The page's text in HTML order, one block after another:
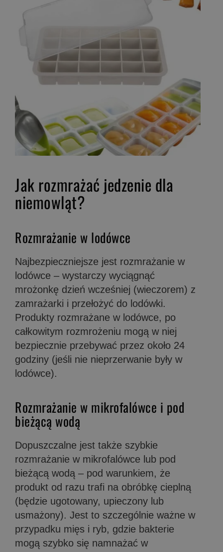
Jak rozmrażać jedzenie dla
niemowląt?
Rozmrażanie w lodówce
Najbezpieczniejsze jest rozmrażanie w
lodówce – wystarczy wyciągnąć
mrożonkę dzień wcześniej (wieczorem) z
zamrażarki i przełożyć do lodówki.
Produkty rozmrażane w lodówce, po
całkowitym rozmrożeniu mogą w niej
bezpiecznie przebywać przez około 24
godziny (jeśli nie nieprzerwanie były w
lodówce).
Rozmrażanie w mikrofalówce i pod
bieżącą wodą
Dopuszczalne jest także szybkie
rozmrażanie w mikrofalówce lub pod
bieżącą wodą – pod warunkiem, że
produkt od razu trafi na obróbkę cieplną
(będzie ugotowany, upieczony lub
usmażony). Jest to szczególnie ważne w
przypadku mięs i ryb, gdzie bakterie
mogą szybko się namnażać w